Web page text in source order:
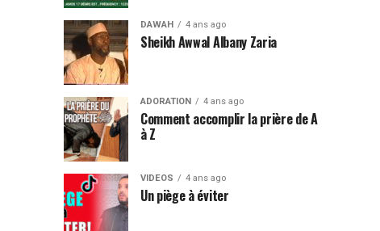
DAWAH 4 ans ago
Sheikh Awwal Albany Zaria
ADORATION 4 ans ago
Comment accomplir la prière de A
à Z
VIDEOS 4 ans ago
Un piège à éviter